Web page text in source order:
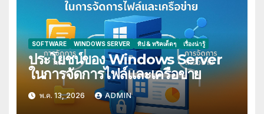
SOFTWARE WINDOWS SERVER ทิป & ทริคเด็ดๆ เรื่องน่ารู้
ประโยชน์ของ Windows Server
ในการจัดการไฟล์และเครือข่าย
พ.ค. 13, 2026 ADMIN